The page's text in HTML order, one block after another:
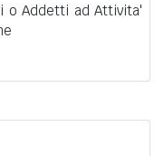
o Addetti ad Attivita'